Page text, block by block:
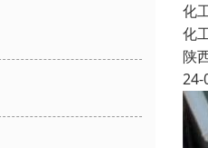
化
化
陕
24-